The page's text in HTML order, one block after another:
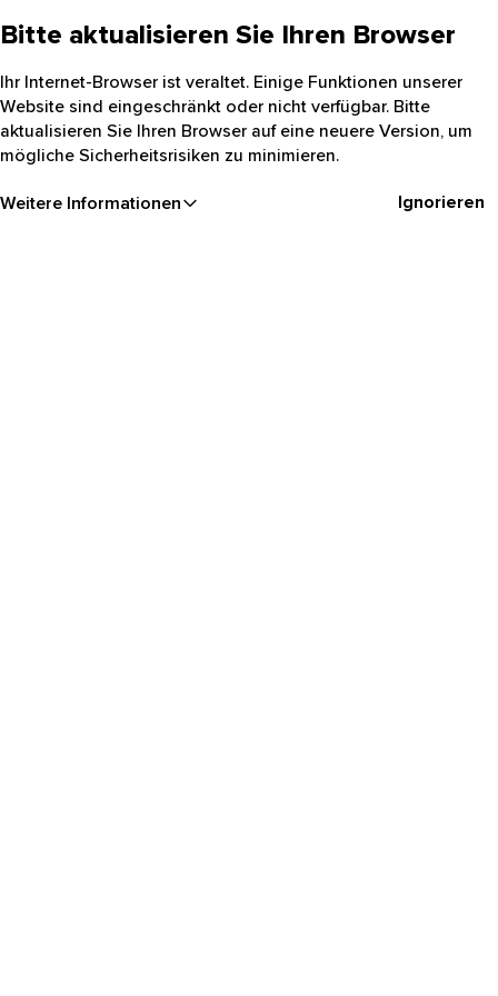
Bitte aktualisieren Sie Ihren Browser
Ihr Internet-Browser ist veraltet. Einige Funktionen unserer
Website sind eingeschränkt oder nicht verfügbar. Bitte
aktualisieren Sie Ihren Browser auf eine neuere Version, um
mögliche Sicherheitsrisiken zu minimieren.
Weitere Informationen Ignorieren